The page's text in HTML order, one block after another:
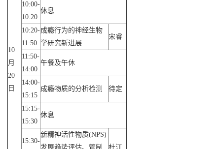
10
月
20
日
10:00-
10:20
休息
10:20-
11:50
成瘾行为的神经生物
学研究新进展
宋睿
11:50-
14:00
午餐及午休
14:00-
15:15
成瘾物质的分析检测 待定
15:15-
15:30
休息
15:30-
新精神活性物质(NPS)
发展趋势评估、管制
杜江